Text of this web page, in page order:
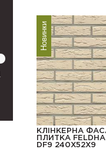
Новинки
КЛІНКЕРНА
ПЛИТКА
DF9 240X52X9